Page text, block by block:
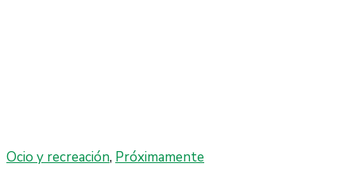
Ocio y recreación, Próximamente